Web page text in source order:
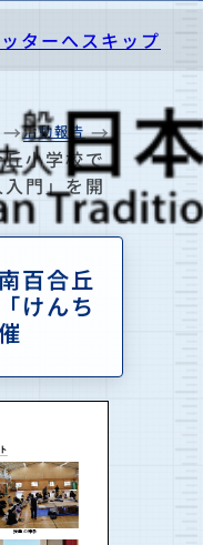
ターへスキップ
活動報告
丘小学校で
⼊⾨」を開
百合丘
けんち